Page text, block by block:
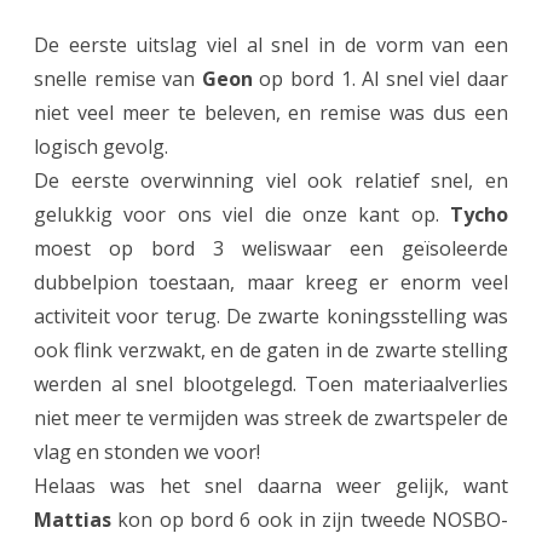
a
z
e
r
v
a
n
o
De eerste uitslag viel al snel in de vorm van een
snelle remise van Geon op bord 1. Al snel viel daar
niet veel meer te beleven, en remise was dus een
logisch gevolg.
De eerste overwinning viel ook relatief snel, en
gelukkig voor ons viel die onze kant op. Tycho
moest op bord 3 weliswaar een geïsoleerde
dubbelpion toestaan, maar kreeg er enorm veel
activiteit voor terug. De zwarte koningsstelling was
ook flink verzwakt, en de gaten in de zwarte stelling
werden al snel blootgelegd. Toen materiaalverlies
niet meer te vermijden was streek de zwartspeler de
vlag en stonden we voor!
Helaas was het snel daarna weer gelijk, want
Mattias kon op bord 6 ook in zijn tweede NOSBO-